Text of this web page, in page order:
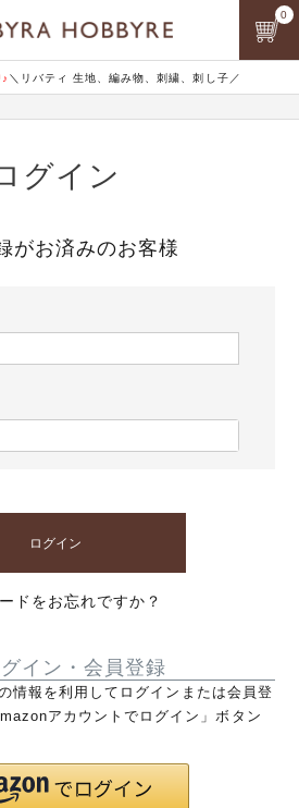
＼リバティ 生地、編み物、刺繍、刺し子／
0
グイン
がお済みのお客様
ログイン
ドをお忘れですか？
イン・会員登録
情報を利用してログインまたは会員登
アカウントでログイン」ボタン